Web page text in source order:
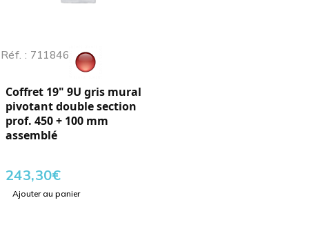
Réf. : 711846
Coffret 19" 9U gris mural
pivotant double section
prof. 450 + 100 mm
assemblé
243,30€
Ajouter au panier